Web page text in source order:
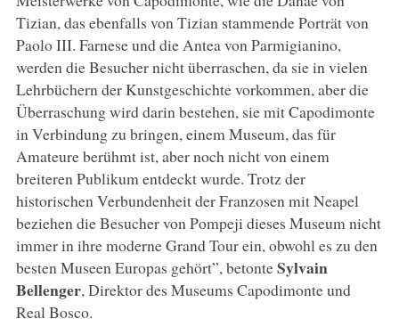
Tizian, das ebenfalls von Tizian stammende Porträt von
Paolo III. Farnese und die Antea von Parmigianino,
werden die Besucher nicht überraschen, da sie in vielen
Lehrbüchern der Kunstgeschichte vorkommen, aber die
Überraschung wird darin bestehen, sie mit Capodimonte
in Verbindung zu bringen, einem Museum, das für
Amateure berühmt ist, aber noch nicht von einem
breiteren Publikum entdeckt wurde. Trotz der
historischen Verbundenheit der Franzosen mit Neapel
beziehen die Besucher von Pompeji dieses Museum nicht
immer in ihre moderne Grand Tour ein, obwohl es zu den
besten Museen Europas gehört”, betonteSylvain
Bellenger, Direktor des Museums Capodimonte und
Real Bosco.